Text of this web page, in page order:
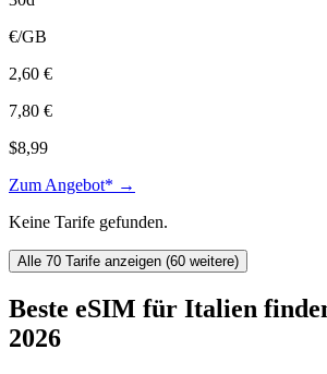
€/GB
2,60 €
7,80 €
$8,99
Zum Angebot* →
Keine Tarife gefunden.
Alle 70 Tarife anzeigen (60 weitere)
Beste eSIM für Italien
2026